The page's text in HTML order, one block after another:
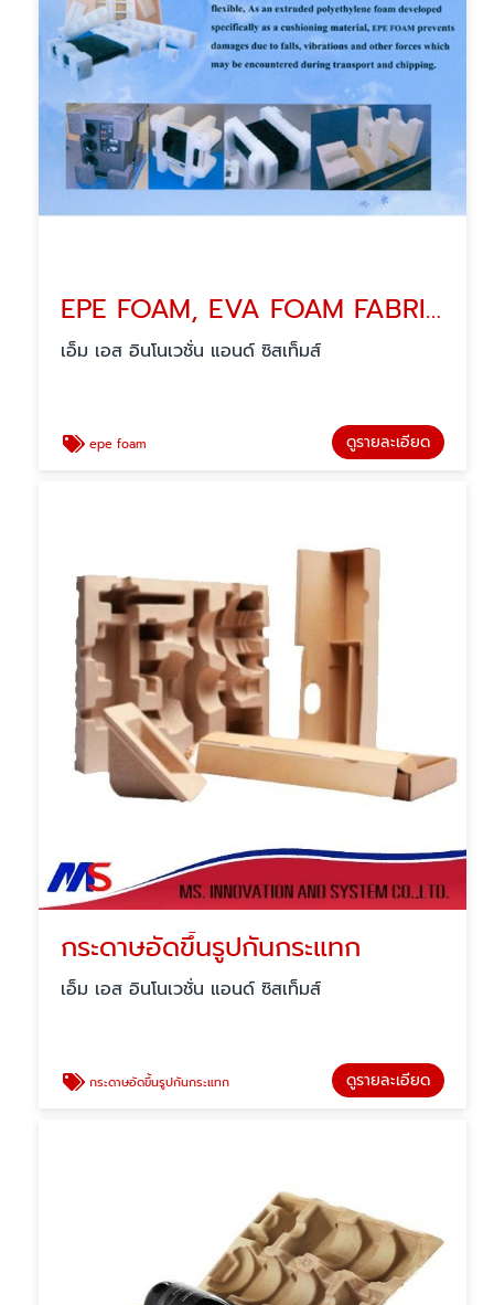
EPE FOAM, EVA FOAM FABRICATION
เอ็ม เอส อินโนเวชั่น แอนด์ ซิสเท็มส์
epe foam ดูรายละเอียด
กระดาษอัดขึ้นรูปกันกระแทก
เอ็ม เอส อินโนเวชั่น แอนด์ ซิสเท็มส์
กระดาษอัดขึ้นรูปกันกระแทก ดูรายละเอียด